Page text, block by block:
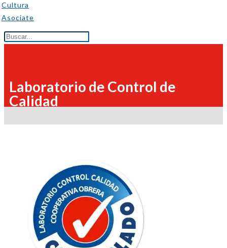
Cultura
Asociate
Laboratorio de Control de
Calidad